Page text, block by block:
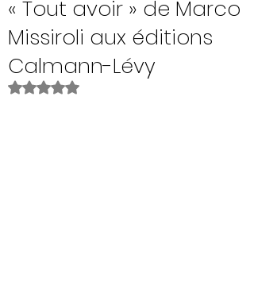
« Tout avoir » de Marco
Missiroli aux éditions
Calmann-Lévy
Noté NaN étoiles sur 5.